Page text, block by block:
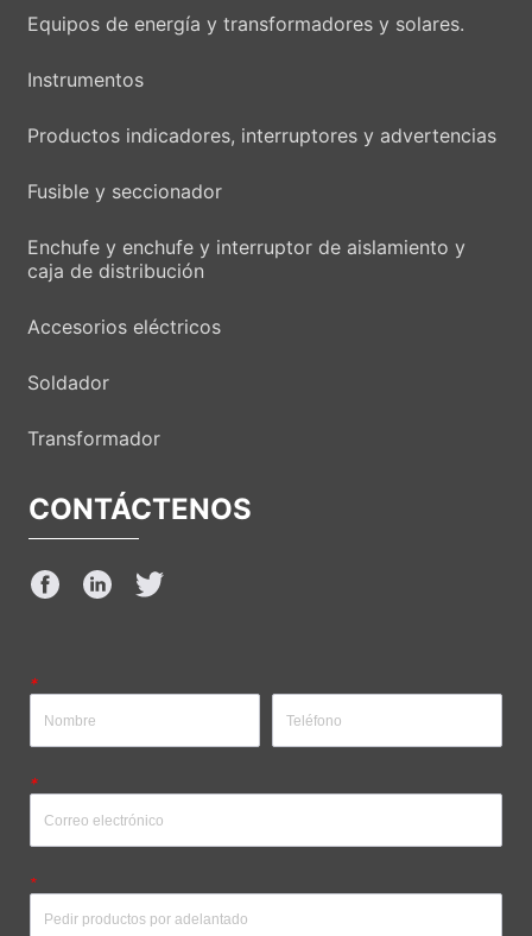
Equipos de energía y transformadores y solares.
Instrumentos
Productos indicadores, interruptores y advertencias
Fusible y seccionador
Enchufe y enchufe y interruptor de aislamiento y
caja de distribución
Accesorios eléctricos
Soldador
Transformador
CONTÁCTENOS
*
*
*